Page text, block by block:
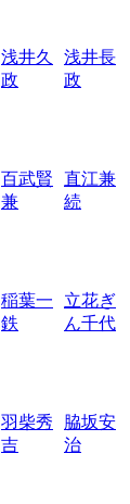
浅井久
政
浅井長
政
百武賢
兼
直江兼
続
稲葉一
鉄
立花ぎ
ん千代
羽柴秀
吉
脇坂安
治